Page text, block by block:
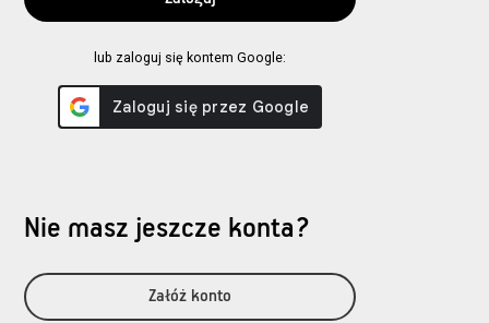
lub zaloguj się kontem Google:
Nie masz jeszcze konta?
Załóż konto